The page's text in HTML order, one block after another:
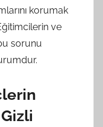
korumak
ve
sorunu